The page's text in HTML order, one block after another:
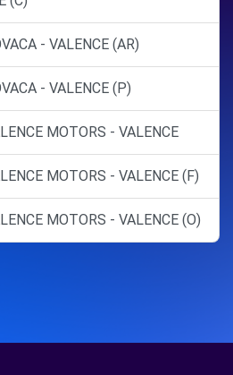
- VALENCE (AR)
- VALENCE (P)
MOTORS - VALENCE
MOTORS - VALENCE (F)
MOTORS - VALENCE (O)